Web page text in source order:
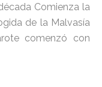
Comienza la
de la Malvasía
comenzó con